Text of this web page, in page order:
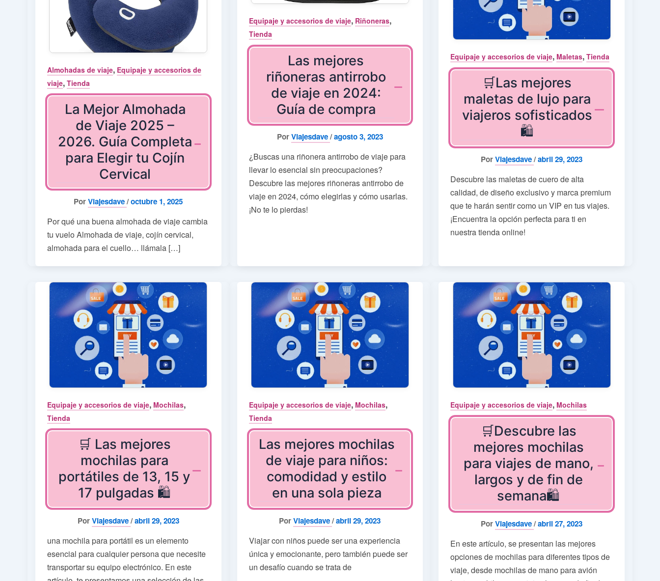
Almohadas de viaje, Equipaje y accesorios de
viaje, Tienda
La Mejor Almohada
de Viaje 2025 –
2026. Guía Completa
para Elegir tu Cojín
Cervical
PorViajesdave/octubre 1, 2025
Por qué una buena almohada de viaje cambia
tu vuelo Almohada de viaje, cojín cervical,
almohada para el cuello… llámala […]
Equipaje y accesorios de viaje, Riñoneras,
Tienda
Las mejores
riñoneras antirrobo
de viaje en 2024:
Guía de compra
PorViajesdave/agosto 3, 2023
¿Buscas una riñonera antirrobo de viaje para
llevar lo esencial sin preocupaciones?
Descubre las mejores riñoneras antirrobo de
viaje en 2024, cómo elegirlas y cómo usarlas.
¡No te lo pierdas!
Equipaje y accesorios de viaje, Maletas,Tienda
🛒Las mejores
maletas de lujo para
viajeros sofisticados
🛍️
PorViajesdave/abril 29, 2023
Descubre las maletas de cuero de alta
calidad, de diseño exclusivo y marca premium
que te harán sentir como un VIP en tus viajes.
¡Encuentra la opción perfecta para ti en
nuestra tienda online!
Equipaje y accesorios de viaje, Mochilas,
Tienda
🛒 Las mejores
mochilas para
portátiles de 13, 15 y
17 pulgadas 🛍️
PorViajesdave/abril 29, 2023
una mochila para portátil es un elemento
esencial para cualquier persona que necesite
transportar su equipo electrónico. En este
Equipaje y accesorios de viaje, Mochilas,
Tienda
Las mejores mochilas
de viaje para niños:
comodidad y estilo
en una sola pieza
PorViajesdave/abril 29, 2023
Viajar con niños puede ser una experiencia
única y emocionante, pero también puede ser
un desafío cuando se trata de
Equipaje y accesorios de viaje, Mochilas
🛒Descubre las
mejores mochilas
para viajes de mano,
largos y de fin de
semana🛍️
PorViajesdave/abril 27, 2023
En este artículo, se presentan las mejores
opciones de mochilas para diferentes tipos de
viaje, desde mochilas de mano para avión